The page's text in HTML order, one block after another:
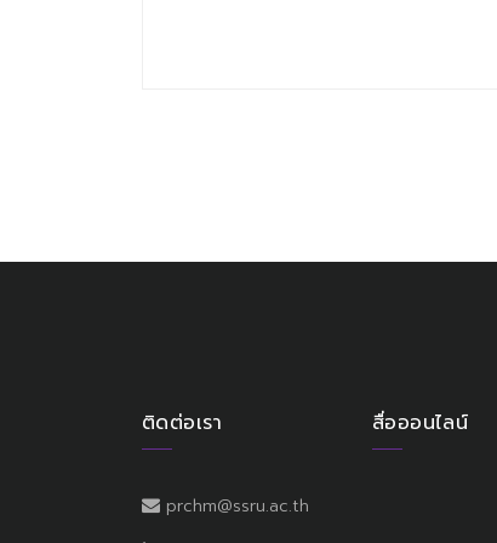
ติดต่อเรา
prchm@ssru.ac.th
สื่อออนไลน์